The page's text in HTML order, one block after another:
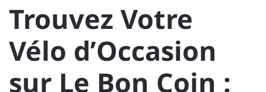
Trouvez Votre
Vélo d’Occasion
sur Le Bon Coin :